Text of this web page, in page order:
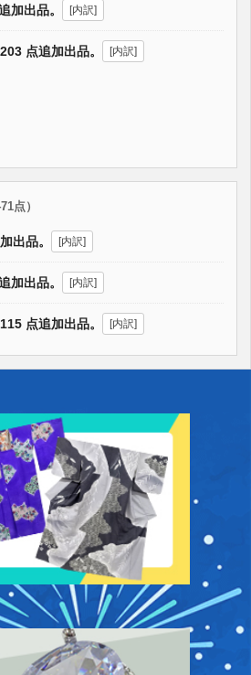
加出品。 [内訳]
203 点追加出品。 [内訳]
点）
出品。 [内訳]
加出品。 [内訳]
115 点追加出品。 [内訳]